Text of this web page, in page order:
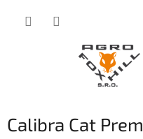
Calibra Cat